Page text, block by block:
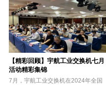
【精彩回顾】宇航工业交换机七月
活动精彩集锦
7月，宇航工业交换机在2024年全国